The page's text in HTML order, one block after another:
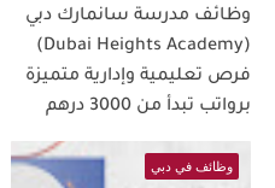
وظائف مدرسة سانمارك دبي
(Dubai Heights Academy)
فرص تعليمية وإدارية متميزة
برواتب تبدأ من 3000 درهم
وظائف في دبي